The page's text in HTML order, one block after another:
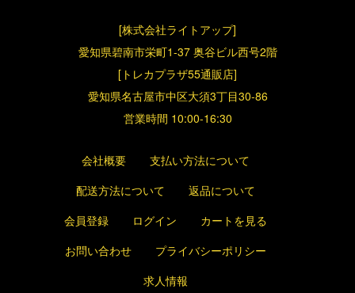
[株式会社ライトアップ]
愛知県碧南市栄町1-37 奥谷ビル西号2階
[トレカプラザ55通販店]
愛知県名古屋市中区大須3丁目30-86
営業時間 10:00-16:30
会社概要
支払い方法について
配送方法について
返品について
会員登録
ログイン
カートを見る
お問い合わせ
プライバシーポリシー
求人情報